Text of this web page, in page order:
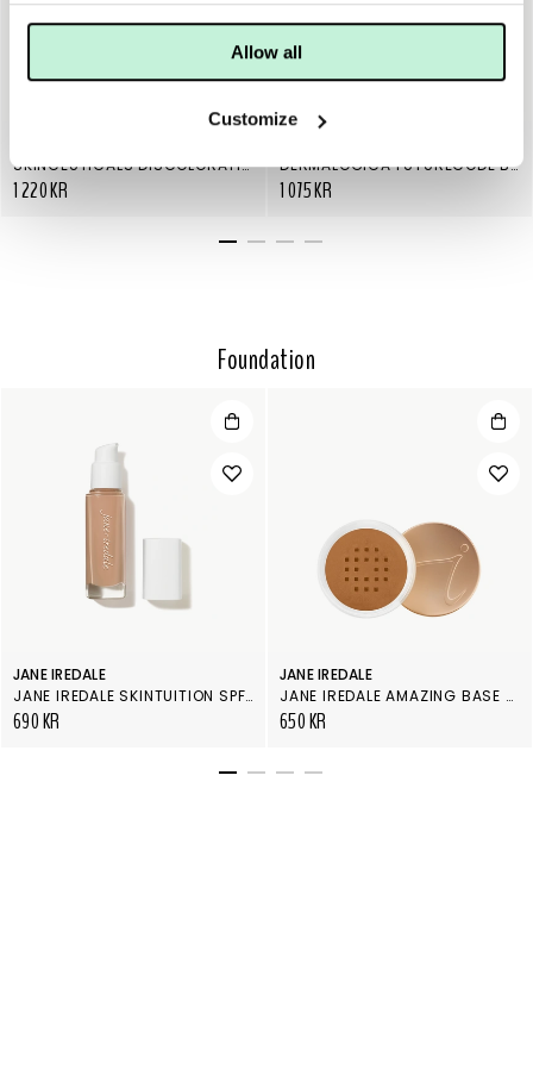
Allow all
Customize
SKINCEUTICALS DISCOLORATION DEFENSE SERUM
1 220 KR
DERMALOGICA FUTURECODE BOOSTER SERUM
1 075 KR
Foundation
JANE IREDALE
JANE IREDALE SKINTUITION SPF 30 RADIANCE BOOSTING LIQUID FOUNDATION 34 LIGHT MEDIUM
690 KR
JANE IREDALE
JANE IREDALE AMAZING BASE WARM BROWN
650 KR